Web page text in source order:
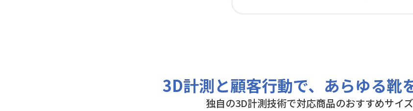
3D計測と顧客行動で、あらゆる靴
独自の3D計測技術で対応商品のおすすめサイズ